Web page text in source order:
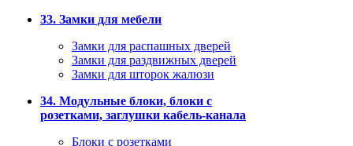
33. Замки для мебели
Замки для распашных дверей
Замки для раздвижных дверей
Замки для шторок жалюзи
34. Модульные блоки, блоки с
розетками, заглушки кабель-канала
Блоки с розетками